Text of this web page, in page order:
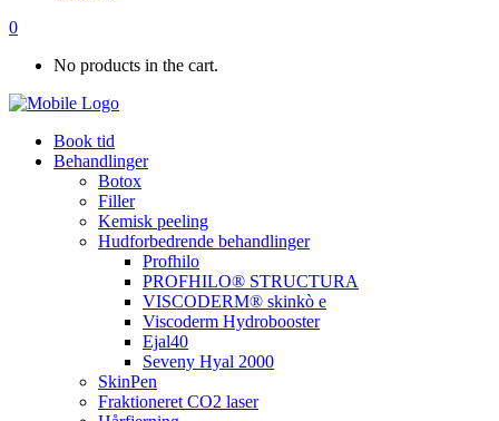
0
No products in the cart.
Book tid
Behandlinger
Botox
Filler
Kemisk peeling
Hudforbedrende behandlinger
Profhilo
PROFHILO® STRUCTURA
VISCODERM® skinkò e
Viscoderm Hydrobooster
Ejal40
Seveny Hyal 2000
SkinPen
Fraktioneret CO2 laser